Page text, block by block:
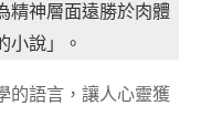
精神層面遠勝於肉體
小說」。
的語言，讓人心靈獲